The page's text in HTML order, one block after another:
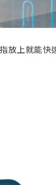
放上就能快